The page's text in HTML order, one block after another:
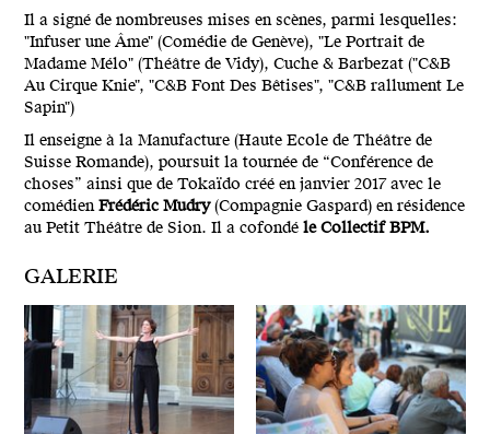
Il a signé de nombreuses mises en scènes, parmi lesquelles:
"Infuser une Âme" (Comédie de Genève), "Le Portrait de
Madame Mélo" (Théâtre de Vidy), Cuche & Barbezat ("C&B
Au Cirque Knie", "C&B Font Des Bêtises", "C&B rallument Le
Sapin")
Il enseigne à la Manufacture (Haute Ecole de Théâtre de
Suisse Romande), poursuit la tournée de “Conférence de
choses” ainsi que de Tokaïdo créé en janvier 2017 avec le
comédienFrédéric Mudry(Compagnie Gaspard) en résidence
au Petit Théâtre de Sion. Il a cofondéle Collectif BPM.
GALERIE